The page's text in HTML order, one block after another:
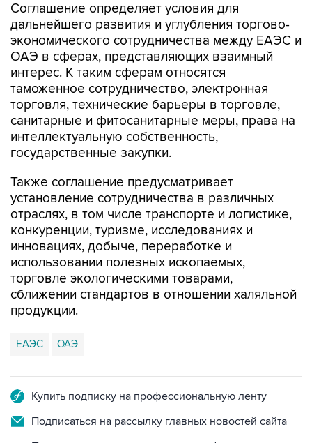
Соглашение определяет условия для
дальнейшего развития и углубления торгово-
экономического сотрудничества между ЕАЭС и
ОАЭ в сферах, представляющих взаимный
интерес. К таким сферам относятся
таможенное сотрудничество, электронная
торговля, технические барьеры в торговле,
санитарные и фитосанитарные меры, права на
интеллектуальную собственность,
государственные закупки.
Также соглашение предусматривает
установление сотрудничества в различных
отраслях, в том числе транспорте и логистике,
конкуренции, туризме, исследованиях и
инновациях, добыче, переработке и
использовании полезных ископаемых,
торговле экологическими товарами,
сближении стандартов в отношении халяльной
продукции.
ЕАЭС ОАЭ
Купить подписку на профессиональную ленту
Подписаться на рассылку главных новостей сайта